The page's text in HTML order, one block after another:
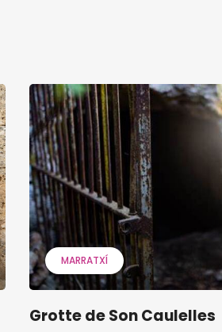
MARRATXÍ
Grotte de Son Caulelles